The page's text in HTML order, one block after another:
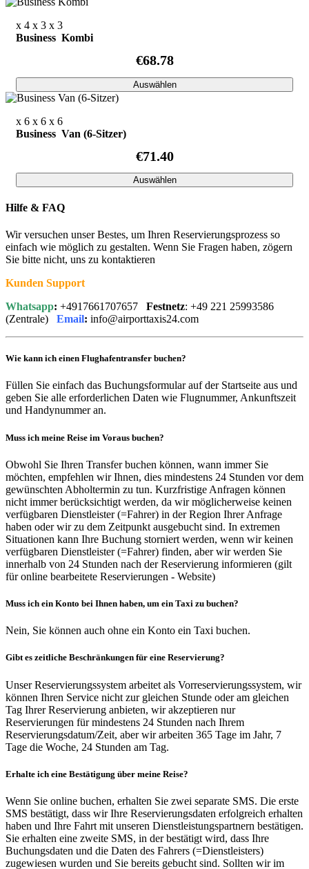
x 4 x 3 x 3
Business Kombi
€68.78
Auswählen
x 6 x 6 x 6
Business Van (6-Sitzer)
€71.40
Auswählen
Hilfe & FAQ
Wir versuchen unser Bestes, um Ihren Reservierungsprozess so
einfach wie möglich zu gestalten. Wenn Sie Fragen haben, zögern
Sie bitte nicht, uns zu kontaktieren
Kunden Support
Whatsapp: +4917661707657 Festnetz: +49 221 25993586
(Zentrale) Email: info@airporttaxis24.com
Wie kann ich einen Flughafentransfer buchen?
Füllen Sie einfach das Buchungsformular auf der Startseite aus und
geben Sie alle erforderlichen Daten wie Flugnummer, Ankunftszeit
und Handynummer an.
Muss ich meine Reise im Voraus buchen?
Obwohl Sie Ihren Transfer buchen können, wann immer Sie
möchten, empfehlen wir Ihnen, dies mindestens 24 Stunden vor dem
gewünschten Abholtermin zu tun. Kurzfristige Anfragen können
nicht immer berücksichtigt werden, da wir möglicherweise keinen
verfügbaren Dienstleister (=Fahrer) in der Region Ihrer Anfrage
haben oder wir zu dem Zeitpunkt ausgebucht sind. In extremen
Situationen kann Ihre Buchung storniert werden, wenn wir keinen
verfügbaren Dienstleister (=Fahrer) finden, aber wir werden Sie
innerhalb von 24 Stunden nach der Reservierung informieren (gilt
für online bearbeitete Reservierungen - Website)
Muss ich ein Konto bei Ihnen haben, um ein Taxi zu buchen?
Nein, Sie können auch ohne ein Konto ein Taxi buchen.
Gibt es zeitliche Beschränkungen für eine Reservierung?
Unser Reservierungssystem arbeitet als Vorreservierungssystem, wir
können Ihren Service nicht zur gleichen Stunde oder am gleichen
Tag Ihrer Reservierung anbieten, wir akzeptieren nur
Reservierungen für mindestens 24 Stunden nach Ihrem
Reservierungsdatum/Zeit, aber wir arbeiten 365 Tage im Jahr, 7
Tage die Woche, 24 Stunden am Tag.
Erhalte ich eine Bestätigung über meine Reise?
Wenn Sie online buchen, erhalten Sie zwei separate SMS. Die erste
SMS bestätigt, dass wir Ihre Reservierungsdaten erfolgreich erhalten
haben und Ihre Fahrt mit unseren Dienstleistungspartnern bestätigen.
Sie erhalten eine zweite SMS, in der bestätigt wird, dass Ihre
Buchungsdaten und die Daten des Fahrers (=Dienstleisters)
zugewiesen wurden und Sie bereits gebucht sind. Sollten wir im